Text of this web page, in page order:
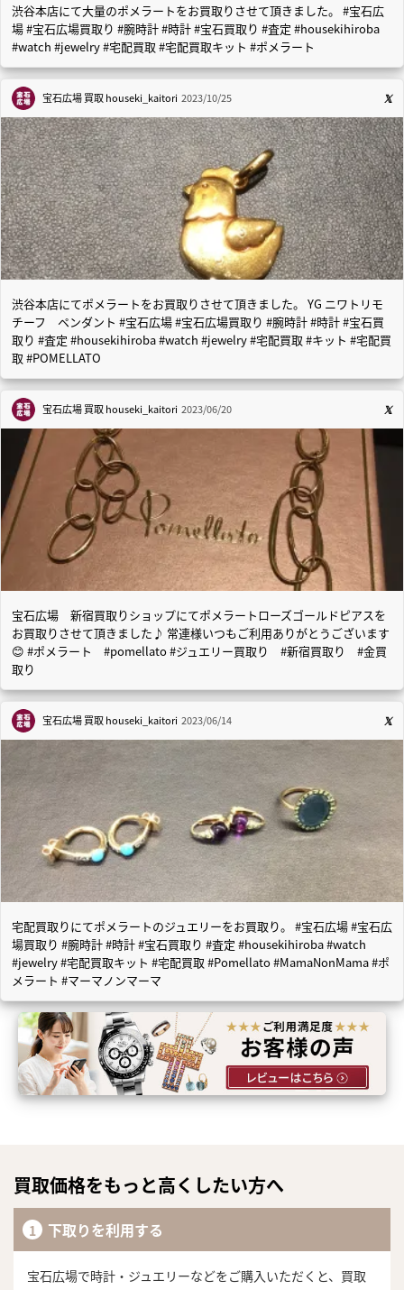
渋谷本店にて大量のポメラートをお買取りさせて頂きました。 #宝石広
場 #宝石広場買取り #腕時計 #時計 #宝石買取り #査定 #housekihiroba
#watch #jewelry #宅配買取 #宅配買取キット #ポメラート
宝石広場 買取houseki_kaitori 2023/10/25
渋谷本店にてポメラートをお買取りさせて頂きました。 YG ニワトリモ
チーフ ペンダント #宝石広場 #宝石広場買取り #腕時計 #時計 #宝石買
取り #査定 #housekihiroba #watch #jewelry #宅配買取 #キット #宅配買
取 #POMELLATO
宝石広場 買取houseki_kaitori 2023/06/20
宝石広場 新宿買取りショップにてポメラートローズゴールドピアスを
お買取りさせて頂きました♪ 常連様いつもご利用ありがとうございます
😊 #ポメラート #pomellato #ジュエリー買取り #新宿買取り #金買
取り
宝石広場 買取houseki_kaitori 2023/06/14
宅配買取りにてポメラートのジュエリーをお買取り。 #宝石広場 #宝石広
場買取り #腕時計 #時計 #宝石買取り #査定 #housekihiroba #watch
#jewelry #宅配買取キット #宅配買取 #Pomellato #MamaNonMama #ポ
メラート #マーマノンマーマ
買取価格をもっと高くしたい方へ
下取りを利用する
宝石広場で時計・ジュエリーなどをご購入いただくと、買取